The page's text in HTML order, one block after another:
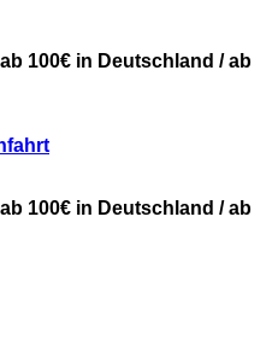
100€ in Deutschland / ab
100€ in Deutschland / ab